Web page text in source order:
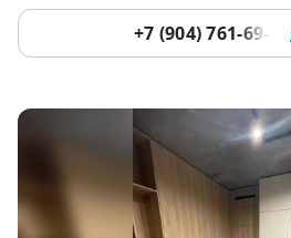
+7 (904) 761-69-19